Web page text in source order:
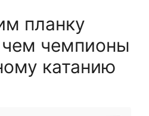
планку
чем чемпионы
катанию